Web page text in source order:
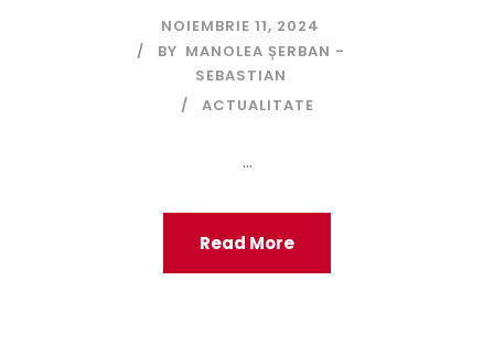
NOIEMBRIE 11, 2024
BY MANOLEA ȘERBAN -
SEBASTIAN
ACTUALITATE
...
Read More